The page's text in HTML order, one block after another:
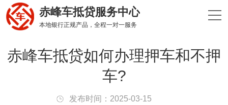
赤峰车抵贷服务中心
本地银行正规产品，全程一对一服务
赤峰车抵贷如何办理押车和不押
车?
发布时间：2025-03-15